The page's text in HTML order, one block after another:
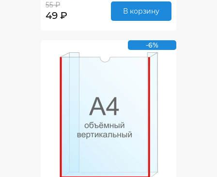
55 ₽
49 ₽ В корзину
-6%